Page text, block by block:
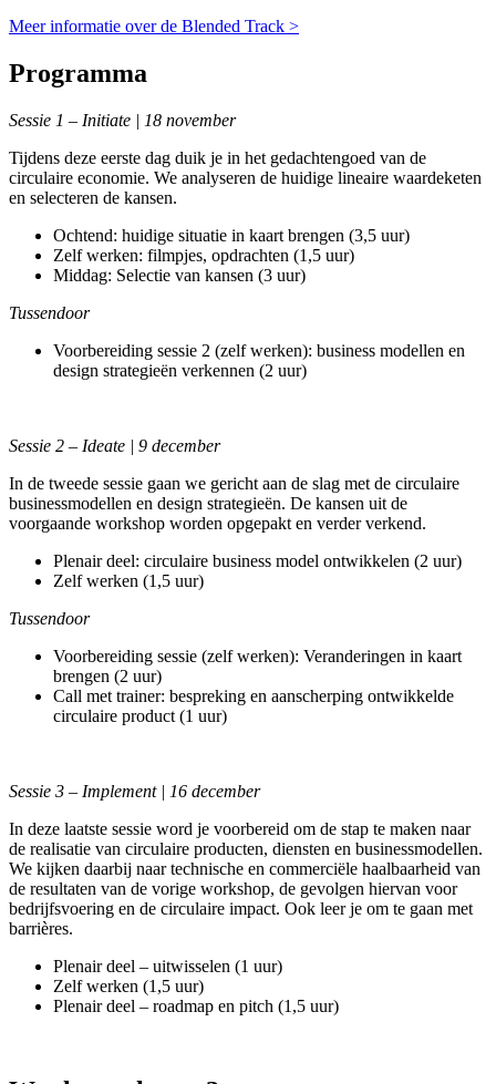
Meer informatie over de Blended Track >
Programma
Sessie 1 – Initiate | 18 november
Tijdens deze eerste dag duik je in het gedachtengoed van de
circulaire economie. We analyseren de huidige lineaire waardeketen
en selecteren de kansen.
Ochtend: huidige situatie in kaart brengen (3,5 uur)
Zelf werken: filmpjes, opdrachten (1,5 uur)
Middag: Selectie van kansen (3 uur)
Tussendoor
Voorbereiding sessie 2 (zelf werken): business modellen en
design strategieën verkennen (2 uur)
Sessie 2 – Ideate | 9 december
In de tweede sessie gaan we gericht aan de slag met de circulaire
businessmodellen en design strategieën. De kansen uit de
voorgaande workshop worden opgepakt en verder verkend.
Plenair deel: circulaire business model ontwikkelen (2 uur)
Zelf werken (1,5 uur)
Tussendoor
Voorbereiding sessie (zelf werken): Veranderingen in kaart
brengen (2 uur)
Call met trainer: bespreking en aanscherping ontwikkelde
circulaire product (1 uur)
Sessie 3 – Implement | 16 december
In deze laatste sessie word je voorbereid om de stap te maken naar
de realisatie van circulaire producten, diensten en businessmodellen.
We kijken daarbij naar technische en commerciële haalbaarheid van
de resultaten van de vorige workshop, de gevolgen hiervan voor
bedrijfsvoering en de circulaire impact. Ook leer je om te gaan met
barrières.
Plenair deel – uitwisselen (1 uur)
Zelf werken (1,5 uur)
Plenair deel – roadmap en pitch (1,5 uur)